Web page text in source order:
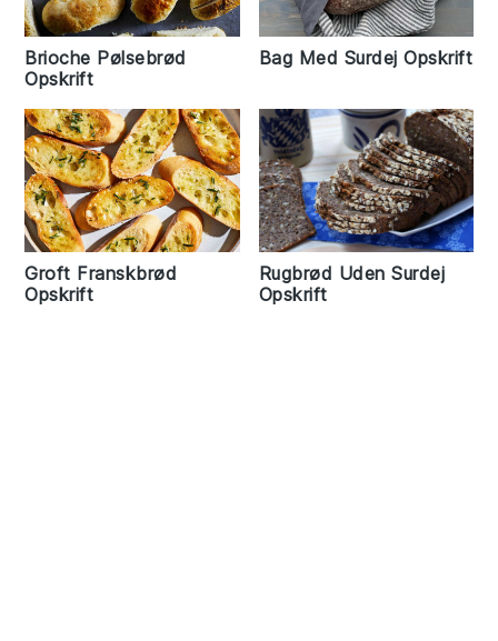
Brioche Pølsebrød
Opskrift
Bag Med Surdej Opskrift
Groft Franskbrød
Opskrift
Rugbrød Uden Surdej
Opskrift